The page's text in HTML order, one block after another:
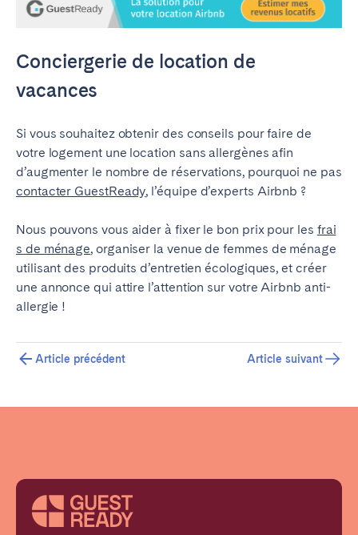
Conciergerie de location de
vacances
Si vous souhaitez obtenir des conseils pour faire de
votre logement une location sans allergènes afin
d’augmenter le nombre de réservations, pourquoi ne pas
contacter GuestReady, l’équipe d’experts Airbnb ?
Nous pouvons vous aider à fixer le bon prix pour les frai
s de ménage, organiser la venue de femmes de ménage
utilisant des produits d’entretien écologiques, et créer
une annonce qui attire l’attention sur votre Airbnb anti-
allergie !
Article précédent Article suivant